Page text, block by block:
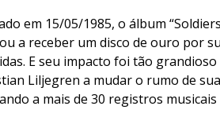
em 15/05/1985, o álbum
a receber um disco de ouro por
E seu impacto foi tão
Liljegren a mudar o rumo de
a mais de 30 registros